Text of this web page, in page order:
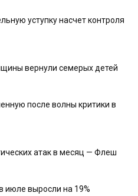
уступку насчет контроля
вернули семерых детей
после волны критики в
атак в месяц — Флеш
июле выросли на 19%